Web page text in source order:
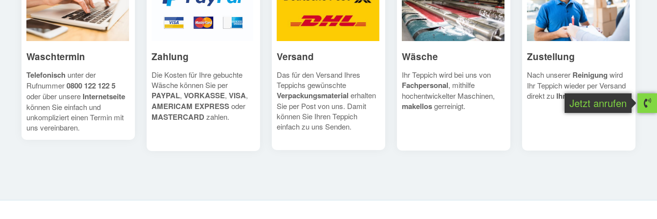
Waschtermin
Telefonisch unter der
Rufnummer0800 122 122 5
oder über unsere Internetseite
können Sie einfach und
unkompliziert einen Termin mit
uns vereinbaren.
Zahlung
Die Kosten für Ihre gebuchte
Wäsche können Sie per
PAYPAL, VORKASSE, VISA,
AMERICAM EXPRESSoder
MASTERCARDzahlen.
Versand
Das für den Versand Ihres
Teppichs gewünschte
Verpackungsmaterial erhalten
Sie per Post von uns. Damit
können Sie Ihren Teppich
einfach zu uns Senden.
Wäsche
Ihr Teppich wird bei uns von
Fachpersonal, mithilfe
hochentwickelter Maschinen,
makellosgerreinigt.
Zustellung
Nach unserer Reinigung wird
Ihr Teppich wieder per Versand
direkt zu Ihnengeschickt.
Jetzt anrufen